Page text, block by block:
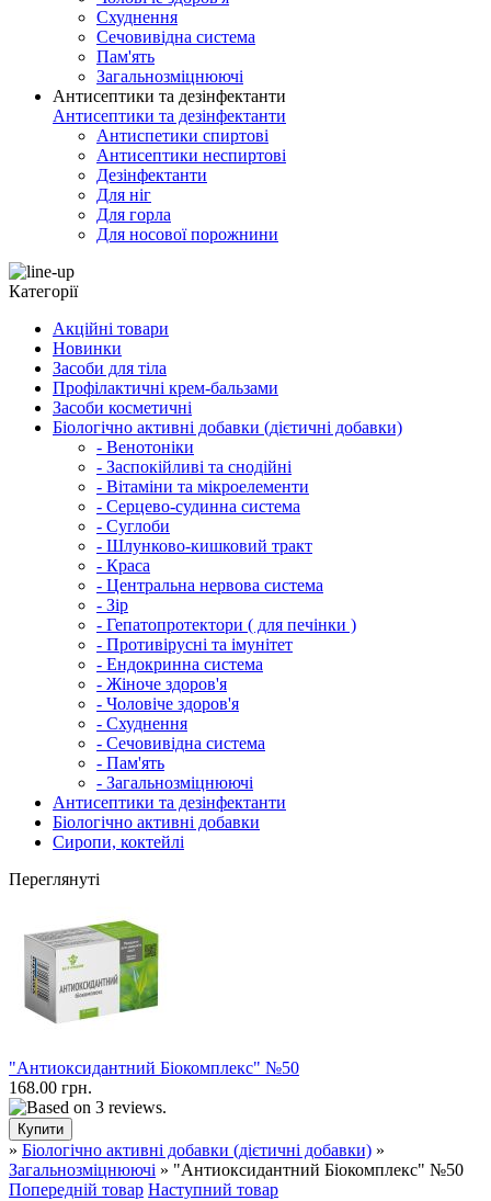
Схуднення
Сечовивідна система
Пам'ять
Загальнозміцнюючі
Антисептики та дезінфектанти
Антисептики та дезінфектанти
Антиспетики спиртові
Антисептики неспиртові
Дезінфектанти
Для ніг
Для горла
Для носової порожнини
Категорії
Акційні товари
Новинки
Засоби для тіла
Профілактичні крем-бальзами
Засоби косметичні
Біологічно активні добавки (дієтичні добавки)
- Венотоніки
- Заспокійливі та снодійні
- Вітаміни та мікроелементи
- Серцево-судинна система
- Суглоби
- Шлунково-кишковий тракт
- Краса
- Центральна нервова система
- Зір
- Гепатопротектори ( для печінки )
- Противірусні та імунітет
- Ендокринна система
- Жіноче здоров'я
- Чоловіче здоров'я
- Схуднення
- Сечовивідна система
- Пам'ять
- Загальнозміцнюючі
Антисептики та дезінфектанти
Біологічно активні добавки
Сиропи, коктейлі
Переглянуті
"Антиоксидантний Біокомплекс" №50
168.00 грн.
» Біологічно активні добавки (дієтичні добавки) »
Загальнозміцнюючі » "Антиоксидантний Біокомплекс" №50
Попередній товар Наступний товар